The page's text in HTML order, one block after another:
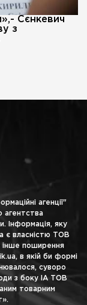
Сєнкевич
з
агенції"
агентства
Інформація, яку
є власністю ТОВ
інше поширення
в якій би формі
суворо
з боку ІА ТОВ
товарним